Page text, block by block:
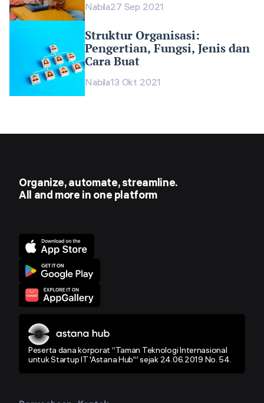
Nabila27 Sep 2021
Struktur Organisasi:
Pengertian, Fungsi, Jenis dan
Cara Buat
Nabila13 Okt 2021
Organize, automate, streamline.
All and more in one platform
Peserta dana korporat “Taman Teknologi Internasional
untuk Startup IT 'Astana Hub'” sejak 24.06.2019 No. 54.